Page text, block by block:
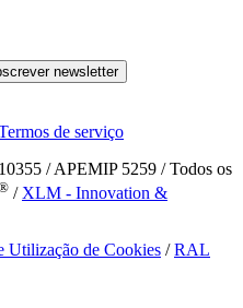
newsletter
de serviço
/ APEMIP 5259 / Todos os
/ XLM - Innovation &
Utilização de Cookies /RAL